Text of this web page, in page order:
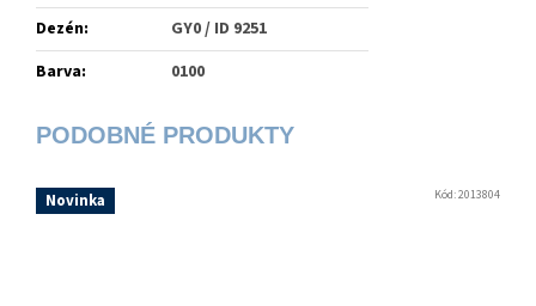
Dezén:
GY0 / ID 9251
Barva: 0100
Novinka Kód:2013804